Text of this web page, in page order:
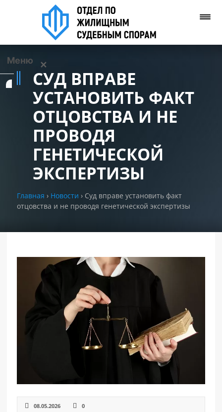
Меню ✕
Задать вопрос
Позвонить нам
СУД ВПРАВЕ
УСТАНОВИТЬ ФАКТ
ОТЦОВСТВА И НЕ
ПРОВОДЯ
ГЕНЕТИЧЕСКОЙ
ЭКСПЕРТИЗЫ
Главная › Новости › Суд вправе установить факт
отцовства и не проводя генетической экспертизы
08.05.2026 0